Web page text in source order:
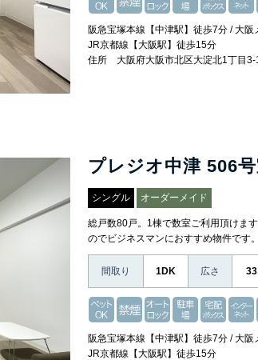
阪急宝塚本線【中津駅】徒歩7分 / 大
JR京都線【大阪駅】徒歩15分
住所 大阪府大阪市北区大淀北1丁目3-
プレジオ中津 506
シングル オーダーメイド
総戸数80戸。1棟で数室ご利用頂けま
のでビジネスマンにおすすめ物件です
間取り 1DK 広さ
阪急宝塚本線【中津駅】徒歩7分 / 大
JR京都線【大阪駅】徒歩15分